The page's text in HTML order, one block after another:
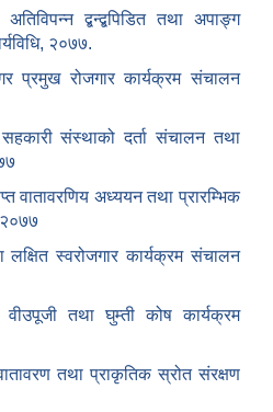
द्बन्द्बपिडित तथा अपाङ्ग
२०७७.
प्रमुख रोजगार कार्यक्रम संचालन
संस्थाको दर्ता संचालन तथा
वातावरणिय अध्ययन तथा प्रारम्भिक
२०७७
लक्षित स्वरोजगार कार्यक्रम संचालन
वीउपूजी तथा घुम्ती कोष कार्यक्रम
तथा प्राकृतिक स्रोत संरक्षण